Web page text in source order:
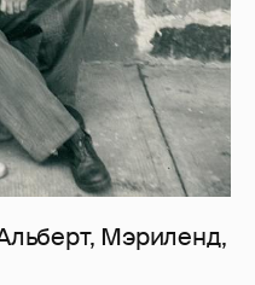
Мэриленд,